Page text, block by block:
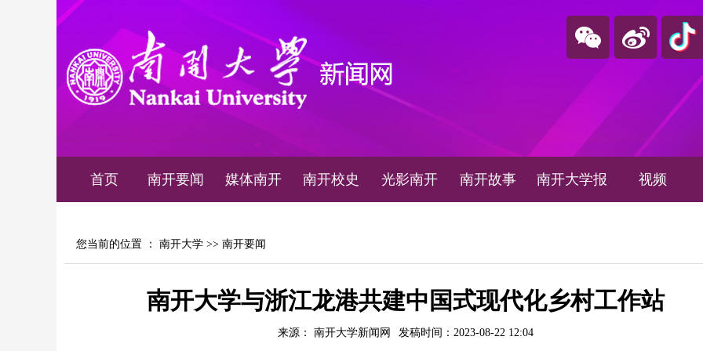
首页 南开要闻 媒体南开 南开校史 光影南开 南开故事 南开大学报 视频
您当前的位置 ： 南开大学 >> 南开要闻
南开大学与浙江龙港共建中国式现代化乡村工作站
来源： 南开大学新闻网 发稿时间：2023-08-22 12:04